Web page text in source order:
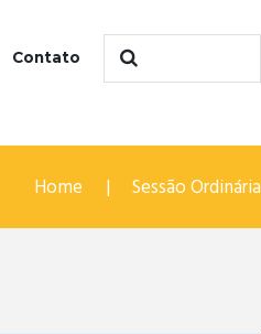
Contato
Home Sessão Ordinária